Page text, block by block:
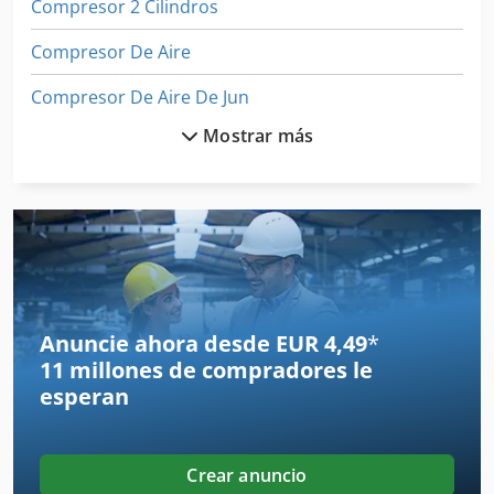
Compresor 2 Cilindros
Compresor De Aire
Compresor De Aire De Jun
Compresor De Aire De Tornillo
Compresor De Beckum Brian
Compresor De Edificio
Compresor De Ff
Compresor De Flaco
Compresor De Tornillo
Compresor Ga 37 Mexico
Mostrar más
Anuncie ahora desde EUR 4,49*
11 millones de compradores le
esperan
Crear anuncio